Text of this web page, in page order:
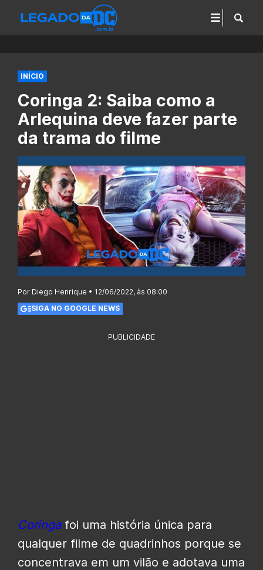
INÍCIO
Coringa 2: Saiba como a
Arlequina deve fazer parte
da trama do filme
Por Diego Henrique • 12/06/2022, às 08:00
SIGA NO GOOGLE NEWS
PUBLICIDADE
Coringa foi uma história única para
qualquer filme de quadrinhos porque se
concentrava em um vilão e adotava uma